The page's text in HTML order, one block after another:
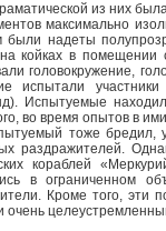
из них
максимально
были надеты
койках в помещении
головокружение,
испытали
Испытуемые
во время опытов в
тоже бредил,
раздражителей.
кораблей
в ограниченном
Кроме того, эти
очень